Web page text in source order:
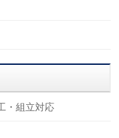
・組立対応